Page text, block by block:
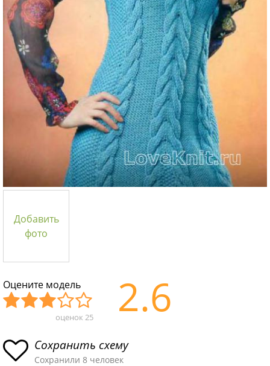
Добавить
фото
Оцените модель
асн
ая
пло
хая
ыч
ная
Хор
ая
Отл
ая
оценок 25 2.6
Сохранить схему
Сохранили 8 человек